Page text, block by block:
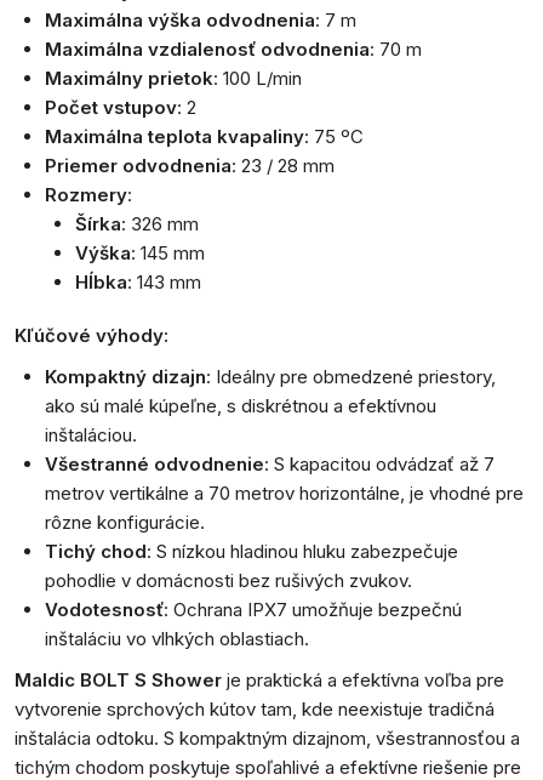
Maximálna výška odvodnenia: 7 m
Maximálna vzdialenosť odvodnenia: 70 m
Maximálny prietok: 100 L/min
Počet vstupov: 2
Maximálna teplota kvapaliny: 75 ºC
Priemer odvodnenia: 23 / 28 mm
Rozmery:
Šírka: 326 mm
Výška: 145 mm
Hĺbka: 143 mm
Kľúčové výhody:
Kompaktný dizajn: Ideálny pre obmedzené priestory,
ako sú malé kúpeľne, s diskrétnou a efektívnou
inštaláciou.
Všestranné odvodnenie: S kapacitou odvádzať až 7
metrov vertikálne a 70 metrov horizontálne, je vhodné pre
rôzne konfigurácie.
Tichý chod: S nízkou hladinou hluku zabezpečuje
pohodlie v domácnosti bez rušivých zvukov.
Vodotesnosť: Ochrana IPX7 umožňuje bezpečnú
inštaláciu vo vlhkých oblastiach.
Maldic BOLT S Shower je praktická a efektívna voľba pre
vytvorenie sprchových kútov tam, kde neexistuje tradičná
inštalácia odtoku. S kompaktným dizajnom, všestrannosťou a
tichým chodom poskytuje spoľahlivé a efektívne riešenie pre